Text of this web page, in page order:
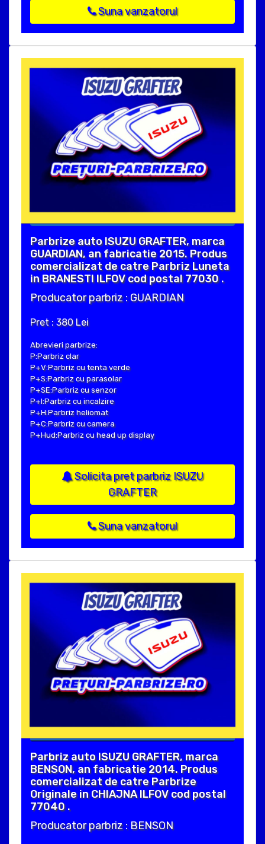
Suna vanzatorul
Parbrize auto ISUZU GRAFTER, marca
GUARDIAN, an fabricatie 2015. Produs
comercializat de catre Parbriz Luneta
in BRANESTI ILFOV cod postal 77030 .
Producator parbriz : GUARDIAN
Pret : 380 Lei
Abrevieri parbrize:
P:Parbriz clar
P+V:Parbriz cu tenta verde
P+S:Parbriz cu parasolar
P+SE:Parbriz cu senzor
P+I:Parbriz cu incalzire
P+H:Parbriz heliomat
P+C:Parbriz cu camera
P+Hud:Parbriz cu head up display
Solicita pret parbriz ISUZU
GRAFTER
Suna vanzatorul
Parbriz auto ISUZU GRAFTER, marca
BENSON, an fabricatie 2014. Produs
comercializat de catre Parbrize
Originale in CHIAJNA ILFOV cod postal
77040 .
Producator parbriz : BENSON